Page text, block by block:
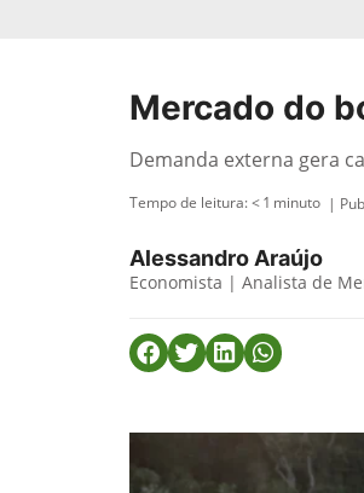
Mercado do
Demanda externa gera
Tempo de leitura:< 1 minuto |
Alessandro Araújo
Economista | Analista de